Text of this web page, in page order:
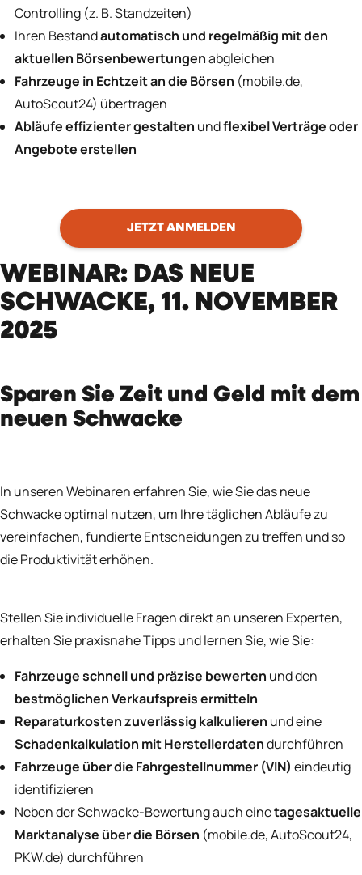
Controlling (z. B. Standzeiten)
Ihren Bestandautomatisch und regelmäßig mit den
aktuellen Börsenbewertungenabgleichen
Fahrzeuge in Echtzeit an die Börsen (mobile.de,
AutoScout24) übertragen
Abläufe effizienter gestalten undflexibel Verträge oder
Angebote erstellen
JETZT ANMELDEN
WEBINAR: DAS NEUE
SCHWACKE, 11. NOVEMBER
2025
Sparen Sie Zeit und Geld mit dem
neuen Schwacke
In unseren Webinaren erfahren Sie, wie Sie das neue
Schwacke optimal nutzen, um Ihre täglichen Abläufe zu
vereinfachen, fundierte Entscheidungen zu treffen und so
die Produktivität erhöhen.
Stellen Sie individuelle Fragen direkt an unseren Experten,
erhalten Sie praxisnahe Tipps und lernen Sie, wie Sie:
Fahrzeuge schnell und präzise bewerten und den
bestmöglichen Verkaufspreis ermitteln
Reparaturkosten zuverlässig kalkulieren und eine
Schadenkalkulation mit Herstellerdatendurchführen
Fahrzeuge über die Fahrgestellnummer (VIN) eindeutig
identifizieren
Neben der Schwacke-Bewertung auch einetagesaktuelle
Marktanalyse über die Börsen (mobile.de, AutoScout24,
PKW.de) durchführen